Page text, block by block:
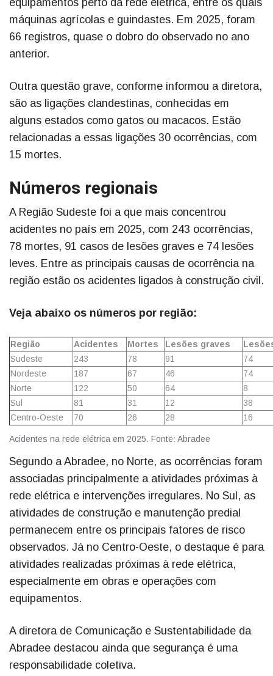
equipamentos perto da rede elétrica, entre os quais
máquinas agrícolas e guindastes. Em 2025, foram
66 registros, quase o dobro do observado no ano
anterior.
Outra questão grave, conforme informou a diretora,
são as ligações clandestinas, conhecidas em
alguns estados como gatos ou macacos. Estão
relacionadas a essas ligações 30 ocorrências, com
15 mortes.
Números regionais
A Região Sudeste foi a que mais concentrou
acidentes no país em 2025, com 243 ocorrências,
78 mortes, 91 casos de lesões graves e 74 lesões
leves. Entre as principais causas de ocorrência na
região estão os acidentes ligados à construção civil.
Veja abaixo os números por região:
Acidentes na rede elétrica em 2025. Fonte: Abradee
Região Acidentes Mortes Lesões graves
Sudeste
243 78 91
74
Nordeste
187 67 46
74
Norte
122 50 64
8
Sul
81 31 12
38
Centro-Oeste
70 26 28 16
Segundo a Abradee, no Norte, as ocorrências foram
associadas principalmente a atividades próximas à
rede elétrica e intervenções irregulares. No Sul, as
atividades de construção e manutenção predial
permanecem entre os principais fatores de risco
observados. Já no Centro-Oeste, o destaque é para
atividades realizadas próximas à rede elétrica,
especialmente em obras e operações com
equipamentos.
A diretora de Comunicação e Sustentabilidade da
Abradee destacou ainda que segurança é uma
responsabilidade coletiva.